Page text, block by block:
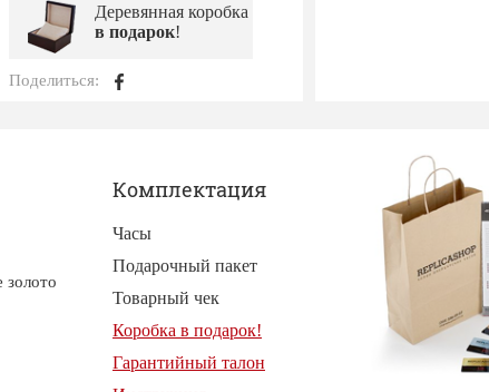
Деревянная коробка
в подарок!
Поделиться:
золото
Комплектация
Часы
Подарочный пакет
Товарный чек
Коробка в подарок!
Гарантийный талон